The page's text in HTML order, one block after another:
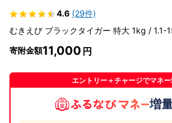
4.6 (29件)
むきえび ブラックタイガー 特大 1kg / 1.1-
寄附金額11,000
エントリー＋チャージでマネー
増